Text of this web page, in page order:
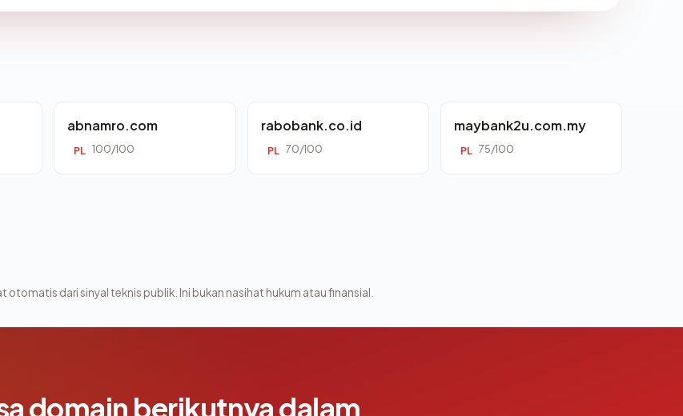
abnamro.com
PL 100/100
rabobank.co.id
PL 70/100
maybank2u.com.my
PL 75/100
otomatis dari sinyal teknis publik. Ini bukan nasihat hukum atau finansial.
domain berikutnya dalam